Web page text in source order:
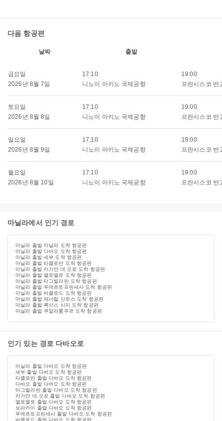
다음 항공편
날짜 출발
금요일
2026년 8월 7일
17:10
니노이 아키노 국제공항
19:00
프란시스코 반
토요일
2026년 8월 8일
17:10
니노이 아키노 국제공항
19:00
프란시스코 반
일요일
2026년 8월 9일
17:10
니노이 아키노 국제공항
19:00
프란시스코 반
월요일
2026년 8월 10일
17:10
니노이 아키노 국제공항
19:00
프란시스코 반
마닐라에서 인기 경로
마닐라 출발 마닐라 도착 항공편
마닐라 출발 다바오 도착 항공편
마닐라 출발 세부 도착 항공편
마닐라 출발 타클로반 도착 항공편
마닐라 출발 카가얀 데 오로 도착 항공편
마닐라 출발 엘로엘로 도착 항공편
마닐라 출발 타그빌라란 도착 항공편
마닐라 출발 푸에르토프린세사 도착 항공편
마닐라 출발 바콜로드 도착 항공편
마닐라 출발 제너럴 산토스 도착 항공편
마닐라 출발 록사스 시티 도착 항공편
마닐라 출발 쿠알라룸푸르 도착 항공편
인기 있는 경로 다바오로
마닐라 출발 다바오 도착 항공편
세부 출발 다바오 도착 항공편
타클로반 출발 다바오 도착 항공편
다바오 출발 다바오 도착 항공편
타그빌라란 출발 다바오 도착 항공편
카가얀 데 오로 출발 다바오 도착 항공편
엘로엘로 출발 다바오 도착 항공편
보라카이 출발 다바오 도착 항공편
푸에르토프린세사 출발 다바오 도착 항공편
바콜로드 출발 다바오 도착 항공편